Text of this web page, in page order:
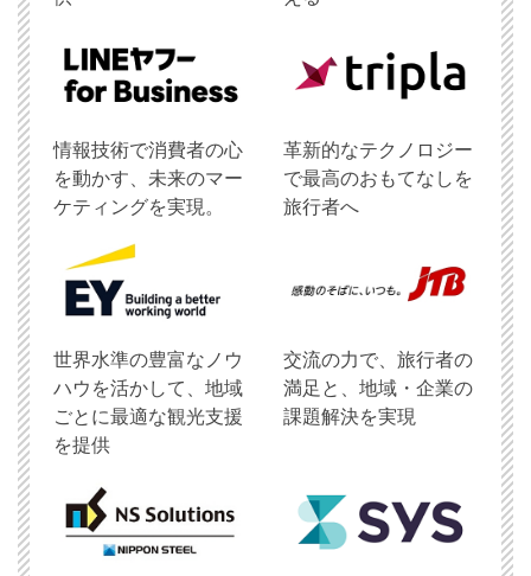
情報技術で消費者の心
を動かす、未来のマー
ケティングを実現。
革新的なテクノロジー
で最高のおもてなしを
旅行者へ
世界水準の豊富なノウ
ハウを活かして、地域
ごとに最適な観光支援
を提供
交流の力で、旅行者の
満足と、地域・企業の
課題解決を実現